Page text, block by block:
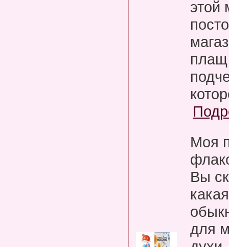
этой
плащ
Моя
Вы
для